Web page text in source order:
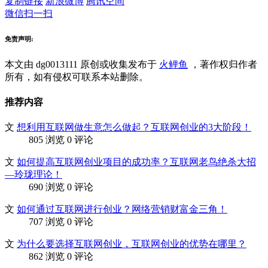
微信扫一扫
免责声明:
本文由 dg0013111 原创或收集发布于 火鲤鱼
，著作权归作者
所有，如有侵权可联系本站删除。
推荐内容
文 想利用互联网做生意怎么做起？互联网创业的3大阶段！
805 浏览 0 评论
文 如何提高互联网创业项目的成功率？互联网老鸟绝杀大招
—玲珑理论！
690 浏览 0 评论
文 如何通过互联网进行创业？网络营销财富金三角！
707 浏览 0 评论
文 为什么要选择互联网创业，互联网创业的优势在哪里？
862 浏览 0 评论